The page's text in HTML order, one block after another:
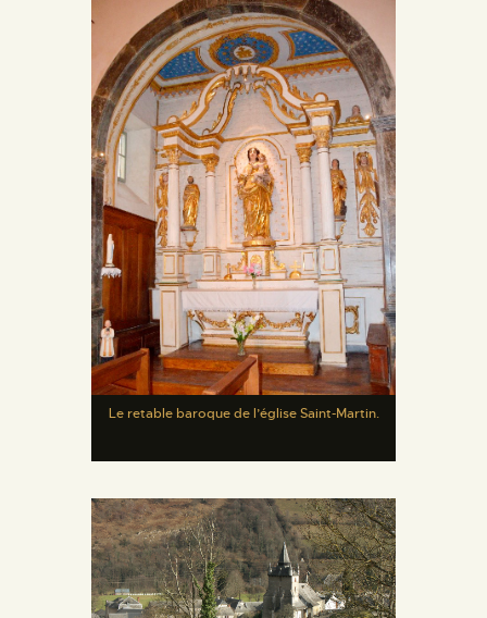
Le retable baroque de l’église Saint-Martin.